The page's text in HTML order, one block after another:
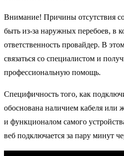
Внимание! Причины отсутствия
быть из-за наружных перебоев, в
ответственность провайдер. В
связаться со специалистом и
профессиональную помощь.
Специфичность того, как
обоснована наличием кабеля или
и функционалом самого
веб подключается за пару минут